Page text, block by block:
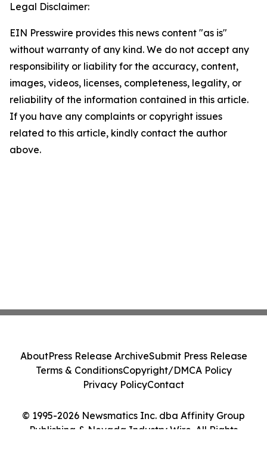
Legal Disclaimer:
EIN Presswire provides this news content "as is"
without warranty of any kind. We do not accept any
responsibility or liability for the accuracy, content,
images, videos, licenses, completeness, legality, or
reliability of the information contained in this article.
If you have any complaints or copyright issues
related to this article, kindly contact the author
above.
© 1995-2026 Newsmatics Inc. dba Affinity Group
Publishing & Nevada Industry Wire. All Rights
AboutPress Release ArchiveSubmit Press Release
Terms & ConditionsCopyright/DMCA Policy
Privacy PolicyContact